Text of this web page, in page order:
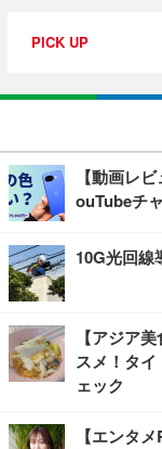
PICK UP
【動画レ
ouTubeチ
10G光回線
【アジア
スメ！タ
ェック
【エンタ